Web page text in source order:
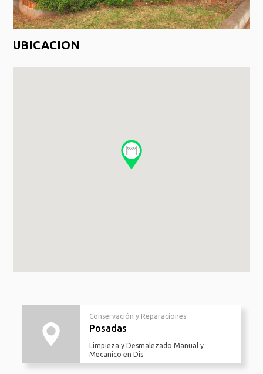
UBICACION
Conservación y Reparaciones
Posadas
Limpieza y Desmalezado Manual y
Mecanico en Dis